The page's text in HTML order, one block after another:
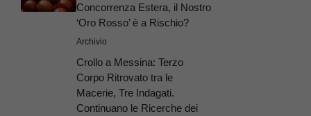
Concorrenza Estera, il Nostro
‘Oro Rosso’ è a Rischio?
Archivio
Crollo a Messina: Terzo
Corpo Ritrovato tra le
Macerie, Tre Indagati.
Continuano le Ricerche dei